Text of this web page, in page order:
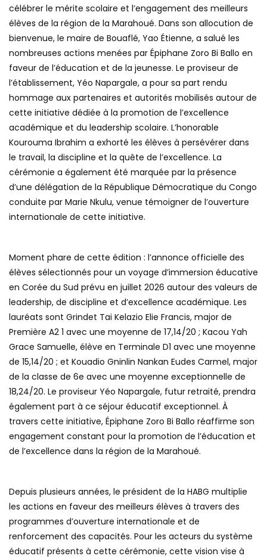
célébrer le mérite scolaire et l’engagement des meilleurs
élèves de la région de la Marahoué. Dans son allocution de
bienvenue, le maire de Bouaflé, Yao Étienne, a salué les
nombreuses actions menées par Épiphane Zoro Bi Ballo en
faveur de l’éducation et de la jeunesse. Le proviseur de
l’établissement, Yéo Napargale, a pour sa part rendu
hommage aux partenaires et autorités mobilisés autour de
cette initiative dédiée à la promotion de l’excellence
académique et du leadership scolaire. L’honorable
Kourouma Ibrahim a exhorté les élèves à persévérer dans
le travail, la discipline et la quête de l’excellence. La
cérémonie a également été marquée par la présence
d’une délégation de la République Démocratique du Congo
conduite par Marie Nkulu, venue témoigner de l’ouverture
internationale de cette initiative.
Moment phare de cette édition : l’annonce officielle des
élèves sélectionnés pour un voyage d’immersion éducative
en Corée du Sud prévu en juillet 2026 autour des valeurs de
leadership, de discipline et d’excellence académique. Les
lauréats sont Grindet Tai Kelazio Elie Francis, major de
Première A2 1 avec une moyenne de 17,14/20 ; Kacou Yah
Grace Samuelle, élève en Terminale D1 avec une moyenne
de 15,14/20 ; et Kouadio Gninlin Nankan Eudes Carmel, major
de la classe de 6e avec une moyenne exceptionnelle de
18,24/20. Le proviseur Yéo Napargale, futur retraité, prendra
également part à ce séjour éducatif exceptionnel. À
travers cette initiative, Épiphane Zoro Bi Ballo réaffirme son
engagement constant pour la promotion de l’éducation et
de l’excellence dans la région de la Marahoué.
Depuis plusieurs années, le président de la HABG multiplie
les actions en faveur des meilleurs élèves à travers des
programmes d’ouverture internationale et de
renforcement des capacités. Pour les acteurs du système
éducatif présents à cette cérémonie, cette vision vise à